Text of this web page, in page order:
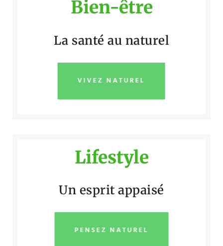
Bien-être
La santé au naturel
VIVEZ NATUREL
Lifestyle
Un esprit appaisé
PENSEZ NATUREL